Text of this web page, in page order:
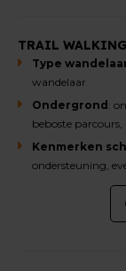
TRAIL WALKING
Type
wandelaar
Ondergrond :
beboste
Kenmerken
ondersteuning,